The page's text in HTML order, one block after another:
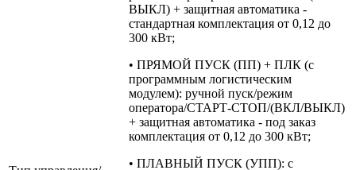
ВЫКЛ) + защитная автоматика -
стандартная комплектация от 0,12 до
300 кВт;
• ПРЯМОЙ ПУСК (ПП) + ПЛК (с
программным логистическим
модулем): ручной пуск/режим
оператора/СТАРТ-СТОП/(ВКЛ/ВЫКЛ)
+ защитная автоматика - под заказ
комплектация от 0,12 до 300 кВт;
• ПЛАВНЫЙ ПУСК (УПП): с